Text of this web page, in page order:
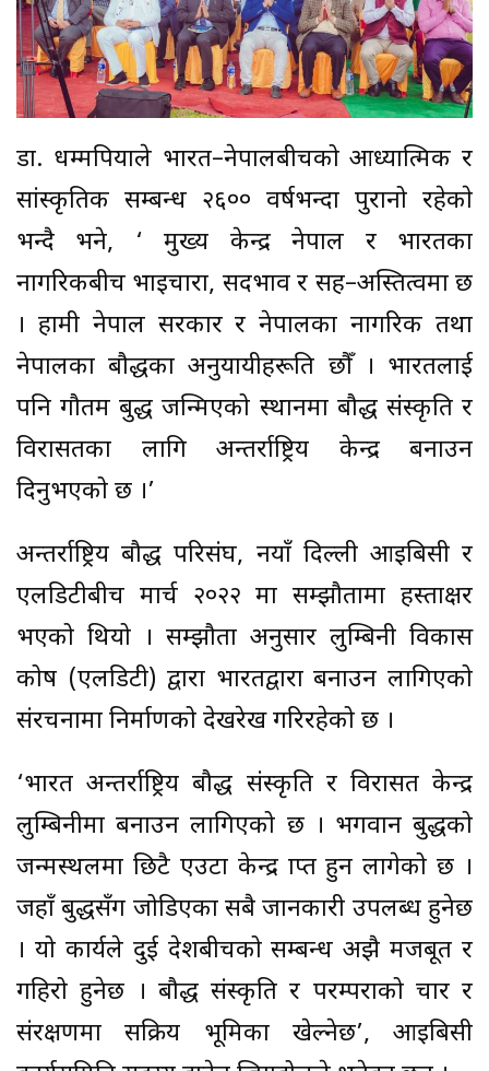
डा. धम्मपियाले भारत–नेपालबीचको आध्यात्मिक र
सांस्कृतिक सम्बन्ध २६०० वर्षभन्दा पुरानो रहेकाे
भन्दै भने, ‘ मुख्य केन्द्र नेपाल र भारतका
नागरिकबीच भाइचारा, सदभाव र सह–अस्तित्वमा छ
। हामी नेपाल सरकार र नेपालका नागरिक तथा
नेपालका बौद्धका अनुयायीहरूप्रति छौँ । भारतलाई
पनि गौतम बुद्ध जन्मिएको स्थानमा बौद्ध संस्कृति र
विरासतका लागि अन्तर्राष्ट्रिय केन्द्र बनाउन
दिनुभएको छ ।’
अन्तर्राष्ट्रिय बौद्ध परिसंघ, नयाँ दिल्ली आइबिसी र
एलडिटीबीच मार्च २०२२ मा सम्झौतामा हस्ताक्षर
भएको थियो । सम्झौता अनुसार लुम्बिनी विकास
कोष (एलडिटी) द्वारा भारतद्वारा बनाउन लागिएको
संरचनामा निर्माणको देखरेख गरिरहेको छ ।
‘भारत अन्तर्राष्ट्रिय बौद्ध संस्कृति र विरासत केन्द्र
लुम्बिनीमा बनाउन लागिएको छ । भगवान बुद्धको
जन्मस्थलमा छिटै एउटा केन्द्र प्राप्त हुन लागेको छ ।
जहाँ बुद्धसँग जोडिएका सबै जानकारी उपलब्ध हुनेछ
। यो कार्यले दुई देशबीचको सम्बन्ध अझै मजबूत र
गहिरो हुनेछ । बौद्ध संस्कृति र परम्पराको प्रचार र
संरक्षणमा सक्रिय भूमिका खेल्नेछ’, आइबिसी